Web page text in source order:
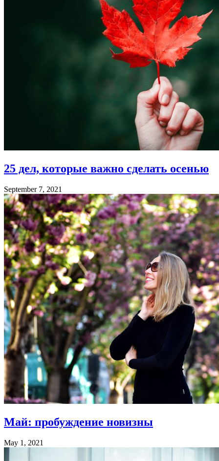
25 дел, которые важно сделать осенью
September 7, 2021
Май: пробуждение новизны
May 1, 2021